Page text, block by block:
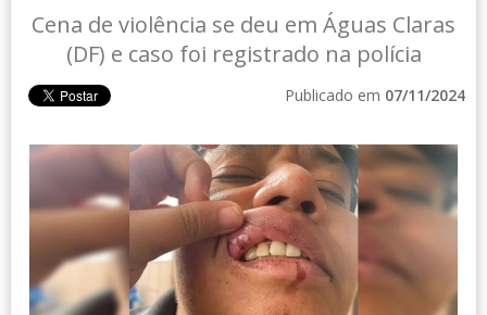
Cena de violência se deu em Águas Claras
(DF) e caso foi registrado na polícia
Publicado em 07/11/2024